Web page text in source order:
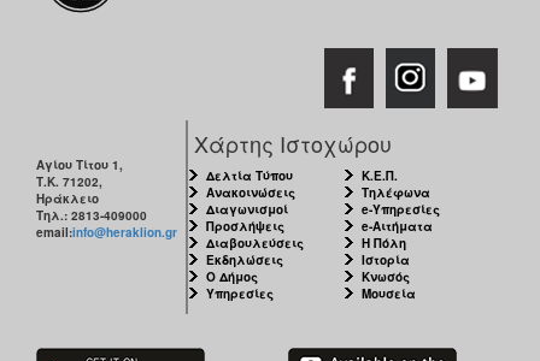
Αγίου Τίτου 1,
Τ.Κ. 71202,
Ηράκλειο
Τηλ.: 2813-409000
email:info@heraklion.gr
Χάρτης Ιστοχώρου
Δελτία Τύπου
Ανακοινώσεις
Διαγωνισμοί
Προσλήψεις
Διαβουλεύσεις
Εκδηλώσεις
Ο Δήμος
Υπηρεσίες
Κ.Ε.Π.
Τηλέφωνα
e-Υπηρεσίες
e-Αιτήματα
Η Πόλη
Ιστορία
Κνωσός
Μουσεία